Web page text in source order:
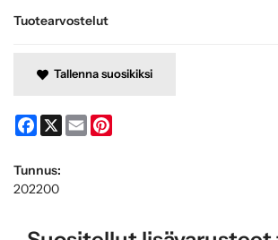
Tuotearvostelut
Tallenna suosikiksi
Facebook
X Email
Tunnus:
202200